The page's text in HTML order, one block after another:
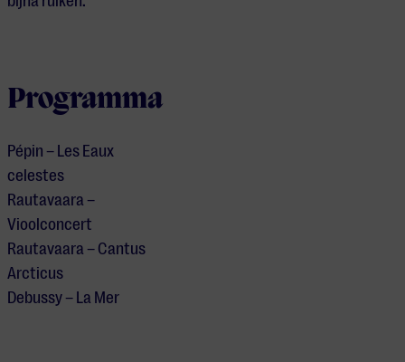
Programma
Pépin – Les Eaux
celestes
Rautavaara –
Vioolconcert
Rautavaara – Cantus
Arcticus
Debussy – La Mer